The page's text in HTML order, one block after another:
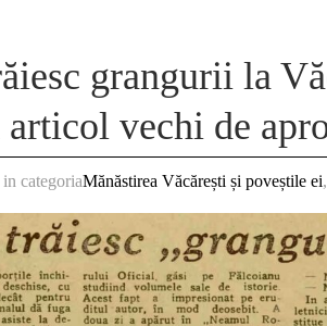
grangurii la
vechi de
in categoriaMănăstirea Văcărești și poveștile ei